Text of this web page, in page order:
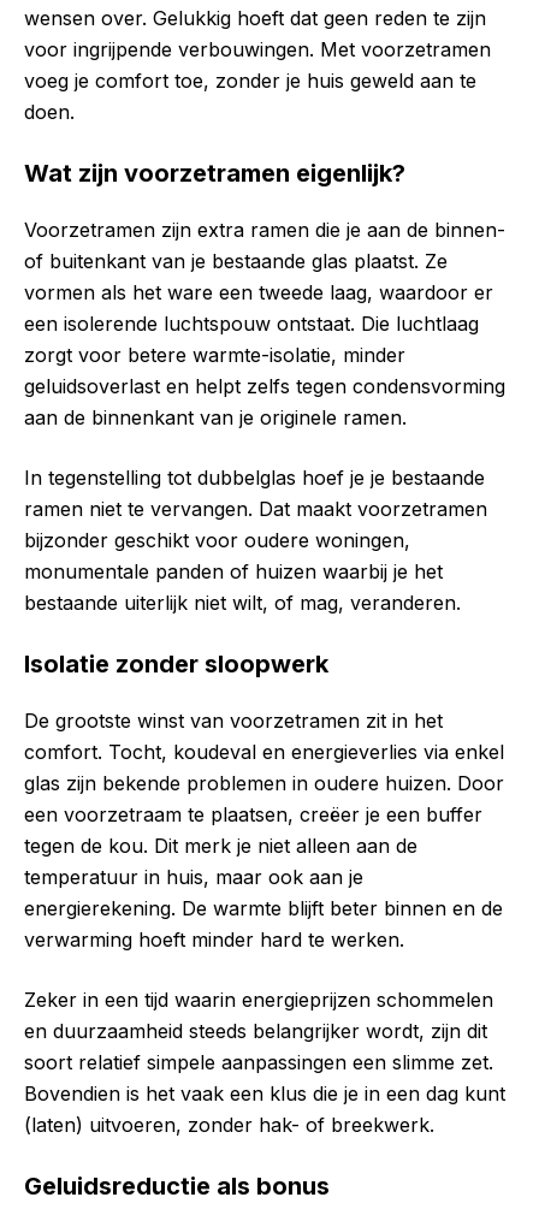
wensen over. Gelukkig hoeft dat geen reden te zijn
voor ingrijpende verbouwingen. Met voorzetramen
voeg je comfort toe, zonder je huis geweld aan te
doen.
Wat zijn voorzetramen eigenlijk?
Voorzetramen zijn extra ramen die je aan de binnen-
of buitenkant van je bestaande glas plaatst. Ze
vormen als het ware een tweede laag, waardoor er
een isolerende luchtspouw ontstaat. Die luchtlaag
zorgt voor betere warmte-isolatie, minder
geluidsoverlast en helpt zelfs tegen condensvorming
aan de binnenkant van je originele ramen.
In tegenstelling tot dubbelglas hoef je je bestaande
ramen niet te vervangen. Dat maakt voorzetramen
bijzonder geschikt voor oudere woningen,
monumentale panden of huizen waarbij je het
bestaande uiterlijk niet wilt, of mag, veranderen.
Isolatie zonder sloopwerk
De grootste winst van voorzetramen zit in het
comfort. Tocht, koudeval en energieverlies via enkel
glas zijn bekende problemen in oudere huizen. Door
een voorzetraam te plaatsen, creëer je een buffer
tegen de kou. Dit merk je niet alleen aan de
temperatuur in huis, maar ook aan je
energierekening. De warmte blijft beter binnen en de
verwarming hoeft minder hard te werken.
Zeker in een tijd waarin energieprijzen schommelen
en duurzaamheid steeds belangrijker wordt, zijn dit
soort relatief simpele aanpassingen een slimme zet.
Bovendien is het vaak een klus die je in een dag kunt
(laten) uitvoeren, zonder hak- of breekwerk.
Geluidsreductie als bonus